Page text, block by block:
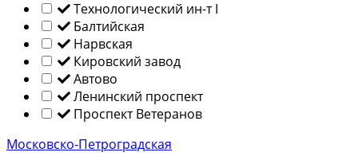
Технологический ин-т I
Балтийская
Нарвская
Кировский завод
Автово
Ленинский проспект
Проспект Ветеранов
Московско-Петроградская